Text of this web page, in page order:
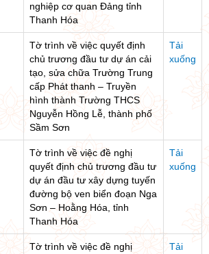
nghiệp cơ quan Đảng tỉnh
Thanh Hóa
Tờ trình về việc quyết định
chủ trương đầu tư dự án cải
tạo, sửa chữa Trường Trung
cấp Phát thanh – Truyền
hình thành Trường THCS
Nguyễn Hồng Lễ, thành phố
Sầm Sơn
Tải
xuống
Tờ trình về việc đề nghị
quyết định chủ trương đầu tư
dự án đầu tư xây dựng tuyến
đường bộ ven biển đoạn Nga
Sơn – Hoằng Hóa, tỉnh
Thanh Hóa
Tải
xuống
Tờ trình về việc đề nghị Tải